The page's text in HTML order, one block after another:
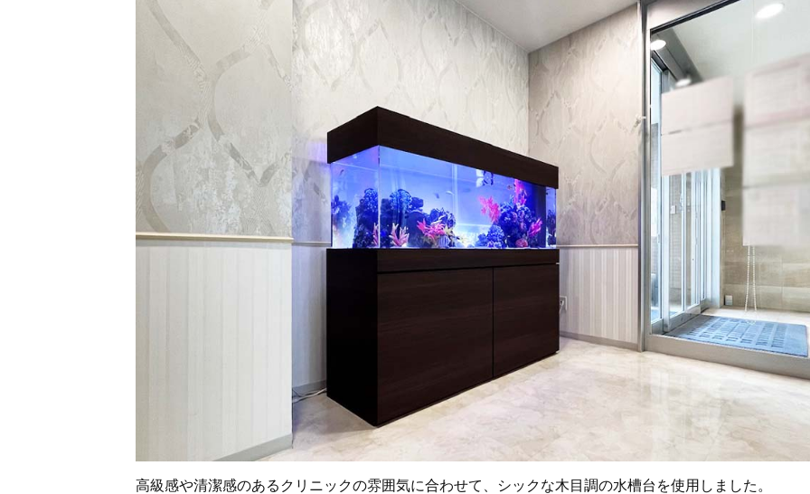
高級感や清潔感のあるクリニックの雰囲気に合わせて、シックな木目調の水槽台を使用しました。